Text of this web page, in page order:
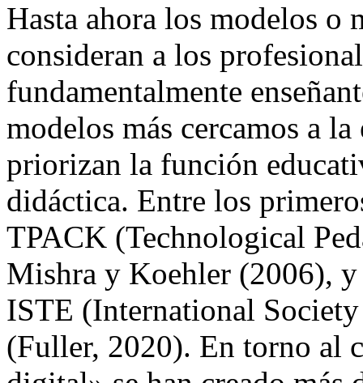
Hasta ahora los modelos o
consideran a los
fundamentalmente
modelos más cercamos a
priorizan la función
didáctica. Entre los
TPACK (Technological
Mishra y Koehler (2006),
ISTE (International
(Fuller, 2020). En torno al